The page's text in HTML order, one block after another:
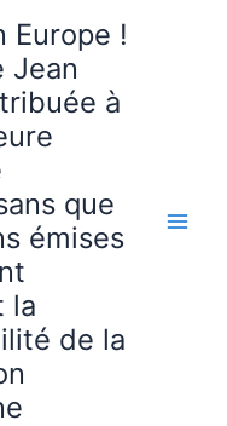
Europe !
Jean
à
que
émises
la
de la